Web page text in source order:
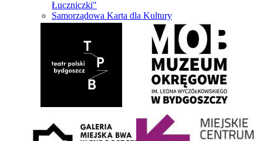
Łuczniczki"
Samorządowa Karta dla Kultury